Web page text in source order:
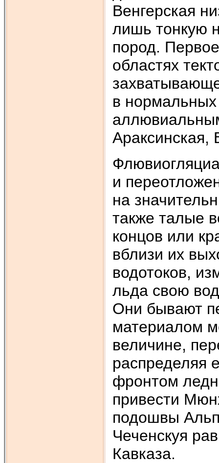
Венгерская
лишь тонкую
пород.
областях
в
Араксинская,
и
на
также талые
концов или
вблизи их
водотоков,
льда свою
Они бывают
материалом
величине,
распределяя
фронтом
привести
подошвы
Чеченскуя
Кавказа.